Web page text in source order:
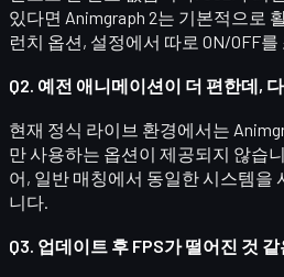
있다면 Animgraph 2는 기본적으로
런치 옵션, 설정에서 따로 ON/OFF
Q2. 예전 애니메이션이 더 편한데,
현재 정식 라이브 환경에서는
만 사용하는 옵션이 제공되지 않습
어, 일반 매칭에서 동일한 시스템을
니다.
Q3. 업데이트 후 FPS가 떨어진 것